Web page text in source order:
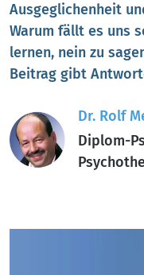
Ausgeglichenheit
Warum fällt es uns
lernen, nein zu
Beitrag gibt
Dr. Rolf
Diplom-